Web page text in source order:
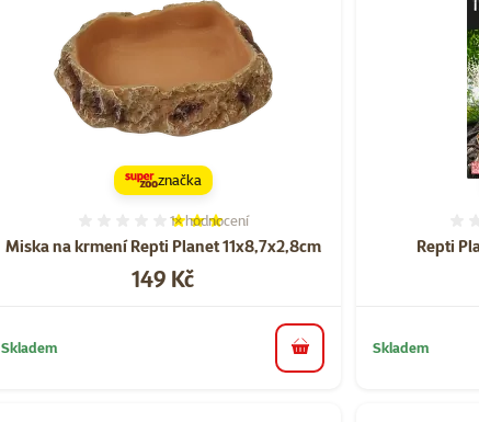
Miska na krmení Repti Planet 11x8,7x2,8cm
Hodnocení 60%, počet hodnocení: 1
1×hodnocení
Cena
149 Kč
značka
Skladem do košíku
Repti
Skladem